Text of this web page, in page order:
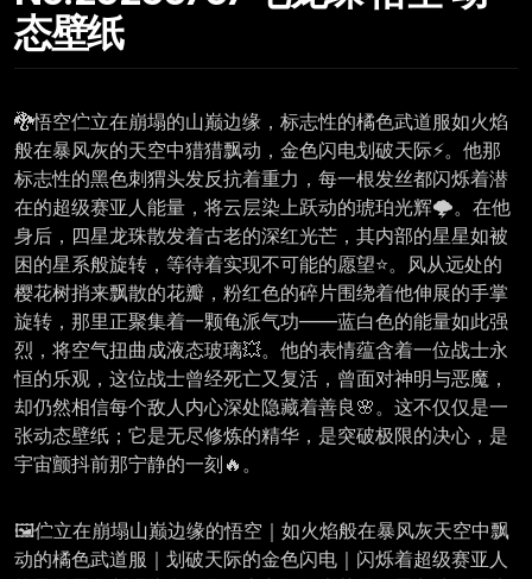
态壁纸
🐉悟空伫立在崩塌的山巅边缘，标志性的橘色武道服如火焰
般在暴风灰的天空中猎猎飘动，金色闪电划破天际⚡。他那
标志性的黑色刺猬头发反抗着重力，每一根发丝都闪烁着潜
在的超级赛亚人能量，将云层染上跃动的琥珀光辉🌩️。在他
身后，四星龙珠散发着古老的深红光芒，其内部的星星如被
困的星系般旋转，等待着实现不可能的愿望⭐。风从远处的
樱花树捎来飘散的花瓣，粉红色的碎片围绕着他伸展的手掌
旋转，那里正聚集着一颗龟派气功——蓝白色的能量如此强
烈，将空气扭曲成液态玻璃💥。他的表情蕴含着一位战士永
恒的乐观，这位战士曾经死亡又复活，曾面对神明与恶魔，
却仍然相信每个敌人内心深处隐藏着善良🌸。这不仅仅是一
张动态壁纸；它是无尽修炼的精华，是突破极限的决心，是
宇宙颤抖前那宁静的一刻🔥。
🖼️伫立在崩塌山巅边缘的悟空｜如火焰般在暴风灰天空中飘
动的橘色武道服｜划破天际的金色闪电｜闪烁着超级赛亚人